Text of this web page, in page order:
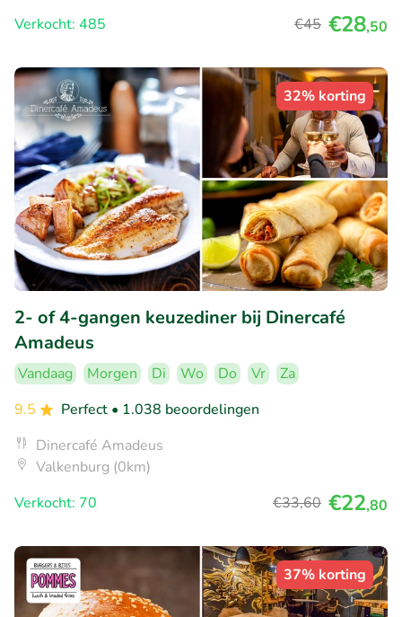
Verkocht: 485
€45 €28,50
32% korting
2- of 4-gangen keuzediner bij Dinercafé
Amadeus
Vandaag Morgen Di Wo Do Vr
Za
9.5
Perfect • 1.038 beoordelingen
Dinercafé Amadeus
Valkenburg (0km)
Verkocht: 70
€33,60 €22,80
37% korting